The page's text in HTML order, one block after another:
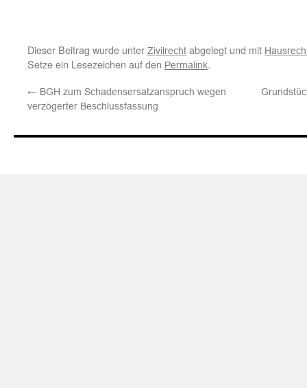
Dieser Beitrag wurde unter Zivilrecht abgelegt und mit
Setze ein Lesezeichen auf den Permalink.
← BGH zum Schadensersatzanspruch wegen
verzögerter Beschlussfassung